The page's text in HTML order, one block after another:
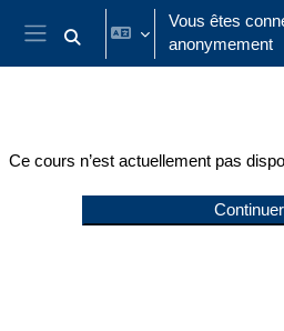
Passer au contenu principal
Panneau latéral
Activer/désactiver la saisie de
Vous êtes
anonymement
Ce cours n’est actuellement pas
Continuer